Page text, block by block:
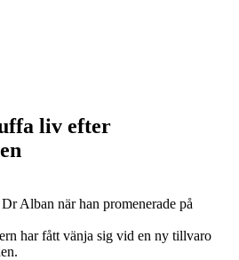
liv efter
Alban när han promenerade på
har fått vänja sig vid en ny tillvaro